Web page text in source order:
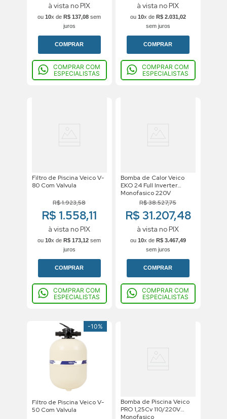
à vista no PIX
ou 10x de R$ 137,08 sem
juros
COMPRAR
COMPRAR COM
ESPECIALISTAS
à vista no PIX
ou 10x de R$ 2.031,02
sem juros
COMPRAR
COMPRAR COM
ESPECIALISTAS
Filtro de Piscina Veico V-
80 Com Valvula
R$1.923,58
R$ 1.558,11
à vista no PIX
ou 10x de R$ 173,12 sem
juros
COMPRAR
COMPRAR COM
ESPECIALISTAS
Bomba de Calor Veico
EKO 24 Full Inverter
Monofasico 220V
R$38.527,75
R$ 31.207,48
à vista no PIX
ou 10x de R$ 3.467,49
sem juros
COMPRAR
COMPRAR COM
ESPECIALISTAS
-10%
Filtro de Piscina Veico V-
50 Com Valvula
Bomba de Piscina Veico
PRO 1,25Cv 110/220V
Monofasico